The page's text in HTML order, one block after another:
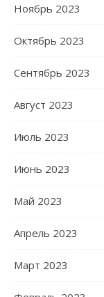
Ноябрь 2023
Октябрь 2023
Сентябрь 2023
Август 2023
Июль 2023
Июнь 2023
Май 2023
Апрель 2023
Март 2023